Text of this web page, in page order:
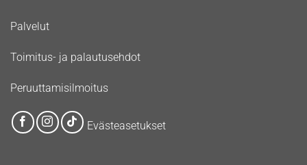
Palvelut
Toimitus- ja palautusehdot
Peruuttamisilmoitus
Evästeasetukset